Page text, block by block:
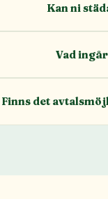
Kan ni
Vad
Finns det